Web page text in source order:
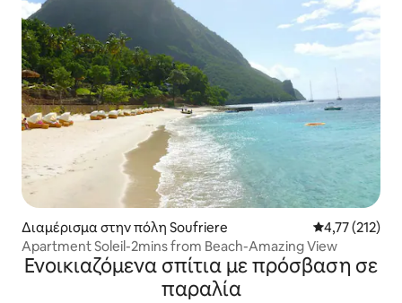
Διαμέρισμα στην πόλη Soufriere Μέση
4,77 (212)
Apartment Soleil-2mins from Beach-Amazing View
Ενοικιαζόμενα σπίτια με πρόσβαση σε
παραλία